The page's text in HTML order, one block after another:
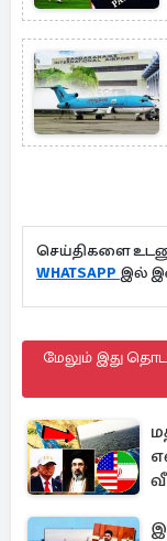
செய்திகளை
WHATSAPP இல்
மேலும் இது